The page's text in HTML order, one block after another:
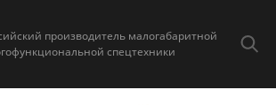
производитель малогабаритной
спецтехники